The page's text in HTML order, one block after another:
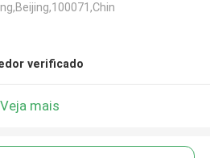
verificado
Veja mais